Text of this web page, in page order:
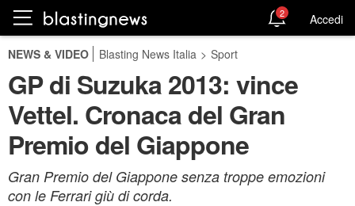
2 Accedi
NEWS & VIDEO Blasting News Italia > Sport
GP di Suzuka 2013: vince
Vettel. Cronaca del Gran
Premio del Giappone
Gran Premio del Giappone senza troppe emozioni
con le Ferrari giù di corda.